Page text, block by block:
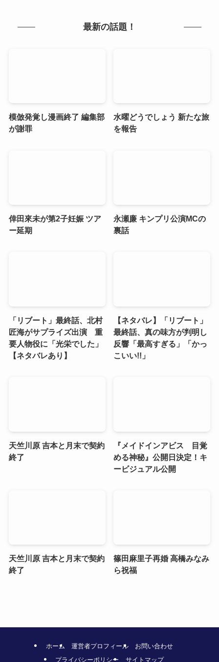
最新の話題！
模倣発覚し漫画終了 編集部
が謝罪
水曜どうでしょう 新たな旅
を報告
倖田來未が第2子妊娠 ツア
ー延期
永瀬廉 キンプリ公演MCの
裏話
「リブート」最終話、北村
匠海がサプライズ出演 重
要人物役に「光栄でした」
【ネタバレあり】
【ネタバレ】「リブート」
最終話、真の味方が判明し
反響「最高すぎる」「かっ
こいい!!」
天竺川原 吉本と月末で契約
終了
『メイドインアビス 目覚
める神秘』公開日決定！キ
ービジュアル公開
天竺川原 吉本と月末で契約
終了
篠田麻里子再婚 高橋みなみ
ら祝福
ホーム 運営者プロフィール
お問い合わせ
プライバシーポリシー
サイトマップ